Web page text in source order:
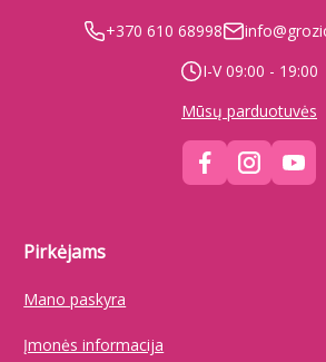
+370 610 68998
I-V 09:00 - 19:00
Mūsų parduotuvės
Pirkėjams
Įmonės informacija
Mano paskyra